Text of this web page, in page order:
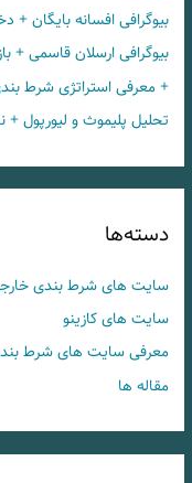
بیوگرافی افسانه بایگان +
بیوگرافی ارسلان قاسمی +
+ معرفی استراتژی شرط
تحلیل پلیموث و لیورپول
دسته‌ها
سایت های شرط بندی
سایت های کازینو
معرفی سایت های شرط
مقاله ها